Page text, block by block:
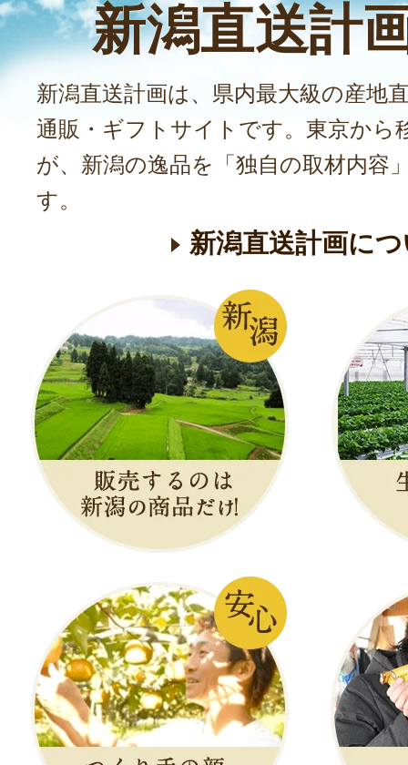
新潟直送計
新潟直送計画は、県内最大級の産地
通販・ギフトサイトです。東京から
が、新潟の逸品を「独自の取材内容
す。
新潟直送計画に